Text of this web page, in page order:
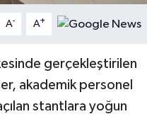
A- A+
gerçekleştirilen
akademik personel
stantlara yoğun